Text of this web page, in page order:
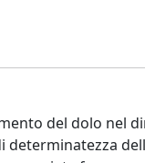
del dolo nel